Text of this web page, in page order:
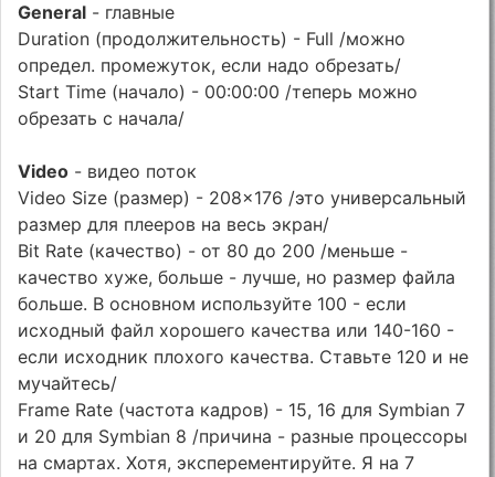
General - главные
Duration (продолжительность) - Full /можно
определ. промежуток, если надо обрезать/
Start Time (начало) - 00:00:00 /теперь можно
обрезать с начала/
Video - видео поток
Video Size (размер) - 208x176 /это универсальный
размер для плееров на весь экран/
Bit Rate (качество) - от 80 до 200 /меньше -
качество хуже, больше - лучше, но размер файла
больше. В основном используйте 100 - если
исходный файл хорошего качества или 140-160 -
если исходник плохого качества. Ставьте 120 и не
мучайтесь/
Frame Rate (частота кадров) - 15, 16 для Symbian 7
и 20 для Symbian 8 /причина - разные процессоры
на смартах. Хотя, эксперементируйте. Я на 7